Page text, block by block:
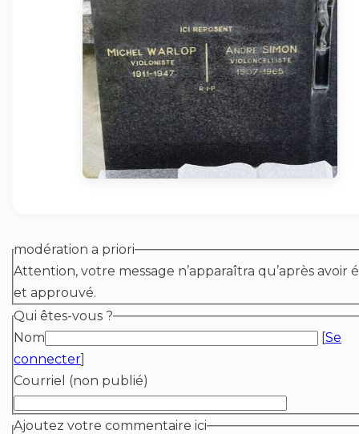
modération a priori
Attention, votre message n’apparaîtra qu’après avoir
et approuvé.
Qui êtes-vous ?
Nom
[Se
connecter]
Courriel (non publié)
Ajoutez votre commentaire ici